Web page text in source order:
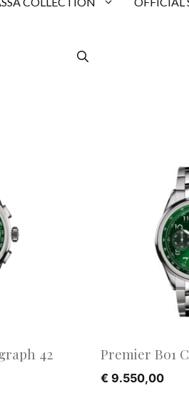
42 Premier B01
€ 9.550,00